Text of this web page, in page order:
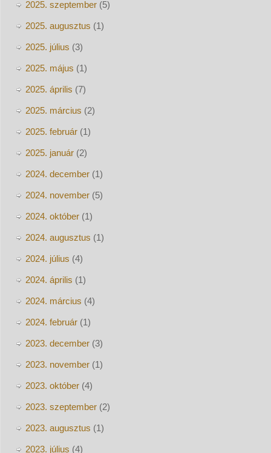
2025. szeptember(5)
2025. augusztus (1)
2025. július (3)
2025. május (1)
2025. április (7)
2025. március (2)
2025. február(1)
2025. január(2)
2024. december(1)
2024. november(5)
2024. október(1)
2024. augusztus (1)
2024. július (4)
2024. április (1)
2024. március (4)
2024. február(1)
2023. december(3)
2023. november(1)
2023. október(4)
2023. szeptember(2)
2023. augusztus (1)
2023. július (4)